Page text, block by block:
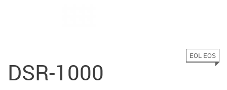
DSR-1000
EOL EOS